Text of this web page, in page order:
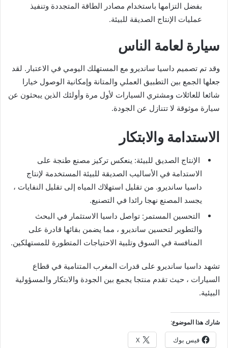
بفضل التزامها باستخدام مصادر الطاقة المتجددة وتنفيذ
عمليات الإنتاج الصديقة للبيئة.
سيارة لعامة الناس
وقد تم تصميم داسيا سانديرو مع المستهلك اليومي في الاعتبار. لقد
جعلها الجمع بين التطبيق العملي والمتانة وإمكانية الوصول خيارا
شائعا للعائلات ومشتري السيارات لأول مرة وأولئك الذين يبحثون عن
سيارة موثوقة لا تتنازل عن الجودة.
الاستدامة والابتكار
الإنتاج الصديق للبيئة: ينعكس تركيز مصنع طنجة على
الاستدامة في الأساليب الصديقة للبيئة المستخدمة لإنتاج
داسيا سانديرو. من تقليل استهلاك المياه إلى تقليل النفايات ،
يجسد المصنع نهجا رائدا في التصنيع.
التحسين المستمر: تواصل داسيا الاستثمار في البحث
والتطوير لتحسين سانديرو ، مما يضمن بقائها قادرة على
المنافسة في السوق وتلبية الاحتياجات المتطورة للمستهلكين.
تشهد داسيا سانديرو على قدرات المغرب المتنامية في قطاع
السيارات ، حيث تقدم منتجا يجمع بين الجودة والابتكار والمسؤولية
البيئية.
شارك هذا الموضوع:
فيس بوك X